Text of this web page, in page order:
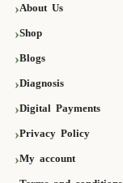
About Us
Shop
Blogs
Diagnosis
Digital Payments
Privacy Policy
My account